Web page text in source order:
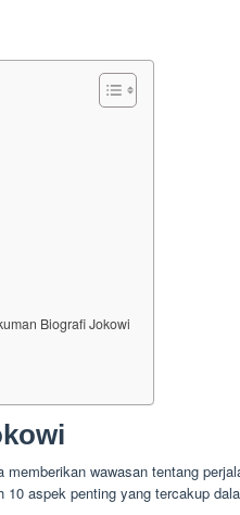
Biografi Jokowi
wawasan tentang
aspek penting yang tercakup